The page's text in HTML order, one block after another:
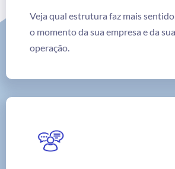
Veja qual estrutura faz mais
o momento da sua empresa e da sua
operação.